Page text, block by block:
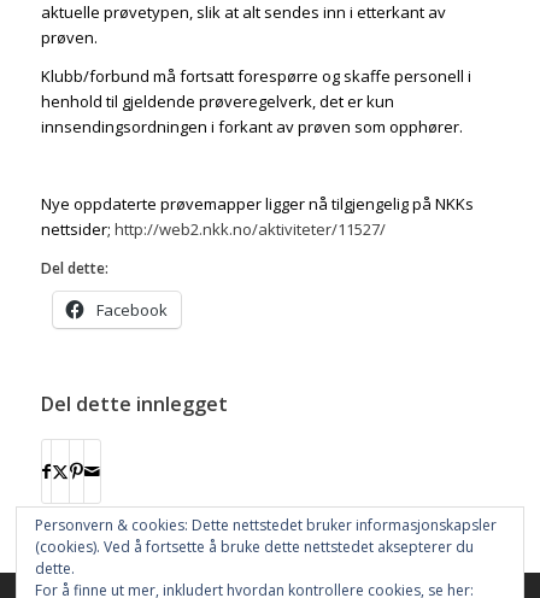
aktuelle prøvetypen, slik at alt sendes inn i etterkant av
prøven.
Klubb/forbund må fortsatt forespørre og skaffe personell i
henhold til gjeldende prøveregelverk, det er kun
innsendingsordningen i forkant av prøven som opphører.
Nye oppdaterte prøvemapper ligger nå tilgjengelig på NKKs
nettsider; http://web2.nkk.no/aktiviteter/11527/
Del dette:
Facebook
Del dette innlegget
Personvern & cookies: Dette nettstedet bruker informasjonskapsler
(cookies). Ved å fortsette å bruke dette nettstedet aksepterer du
dette.
For å finne ut mer, inkludert hvordan kontrollere cookies, se her: